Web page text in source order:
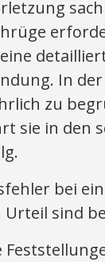
In
zu
sie in den
bei
sind